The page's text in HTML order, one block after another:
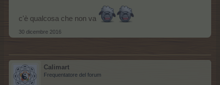
c'è qualcosa che non va
30 dicembre 2016
Calimart
Frequentatore del forum